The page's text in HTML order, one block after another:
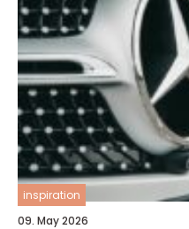
inspiration
09. May 2026